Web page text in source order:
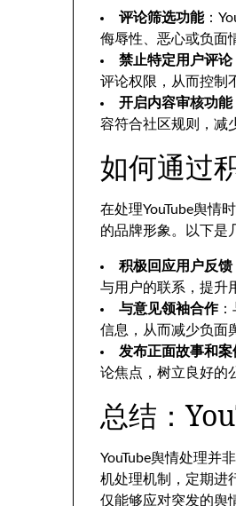
评论筛选功能：
侮辱性、恶心或负面
禁止特定用户评论
评论权限，从而控制
开启内容审核功能
容符合社区规则，减
如何通过
在处理YouTube舆情
的品牌形象。以下是
积极回应用户反馈
与用户的联系，提升
与意见领袖合作：
信息，从而减少负面
发布正面故事和案
论焦点，树立良好的
总结：
YouTube舆情处理并
机处理机制，定期进
仅能够应对突发的舆